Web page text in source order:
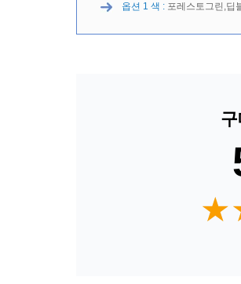
옵션 1 색 : 포레스토그린,딥